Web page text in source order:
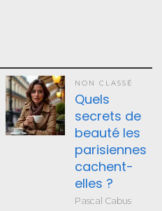
NON CLASSÉ
Quels
secrets de
beauté les
parisiennes
cachent-
elles ?
Pascal Cabus